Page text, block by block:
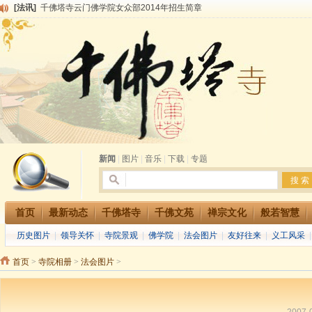
[法讯] 千佛塔寺云门佛学院女众部2014年招生简章
[法讯]
共赴华藏世界 进入最后七天倒计时 殊胜华严法会 快快同享富贵庄严海
千佛塔寺阅藏堂周末阅藏报名通知
[法讯]
清明节祭祖报恩地藏法会
[法讯] 本寺方丈上明下慧尼和尚开讲《六祖坛经》
[法讯]
2015-3-26师父于法堂对大众的开示
[法讯]
广东千佛塔寺云门佛学院女众部 2016年招生简章
[法讯]
恭请海涛法师莅临千佛塔寺弘法
[法讯] 2014年七月大法会 祈福息灾地藏七 冥阳两利普渡群蒙盂兰盆
新闻
图片 音乐 下载 专题
首页 最新动态 千佛塔寺 千佛文苑 禅宗文化 般若智慧
历史图片 领导关怀 寺院景观 佛学院 法会图片 友好往来 义工风采
首页 > 寺院相册 > 法会图片 >